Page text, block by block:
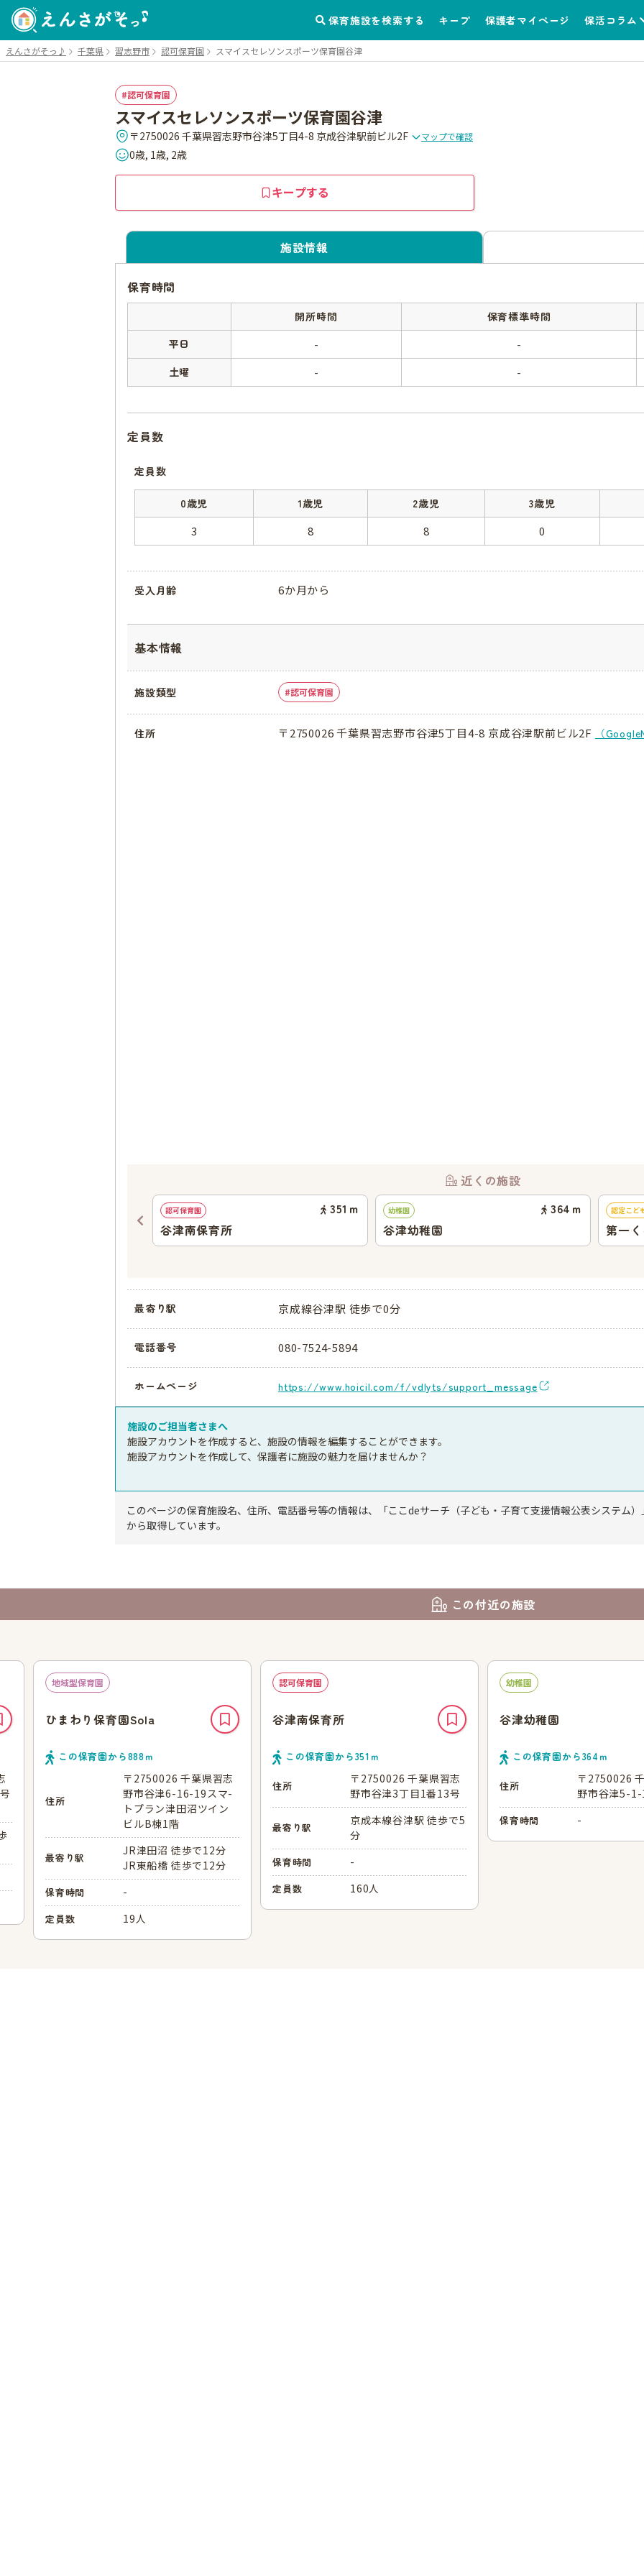
保育施設を検索する キープ 保護者マイページ 保活コラム
えんさがそっ♪ 千葉県 習志野市 認可保育園 スマイスセレソンスポーツ保育園谷津
認可保育園
スマイスセレソンスポーツ保育園谷津
〒2750026 千葉県習志野市谷津5丁目4-8 京成谷津駅前ビル2F マップで確認
0歳, 1歳, 2歳
キープする
施設情報
保育時間
開所時間 保育標準時間
平日
- -
土曜 - -
定員数
定員数
0歳児 1歳児 2歳児 3歳児
3 8 8 0
受入月齢 6か月から
基本情報
施設類型 認可保育園
住所 〒2750026 千葉県習志野市谷津5丁目4-8 京成谷津駅前ビル2F （
近くの施設
認可保育園 351 ｍ
谷津南保育所
幼稚園 364 ｍ
谷津幼稚園
認定こど
第一
最寄り駅 京成線谷津駅 徒歩で0分
電話番号 080-7524-5894
ホームページ https://www.hoicil.com/f/vdlyts/support_message
施設のご担当者さまへ
施設アカウントを作成すると、施設の情報を編集することができます。
施設アカウントを作成して、保護者に施設の魅力を届けませんか？
このページの保育施設名、住所、電話番号等の情報は、「ここdeサーチ（子ども・子育て支援情報公表システム
から取得しています。
この付近の施設
地域型保育園
ひまわり保育園Sola
この保育園から888ｍ
住所
〒2750026 千葉県習志
野市谷津6-16-19スマ-
トプラン津田沼ツイン
ビルB棟1階
最寄り駅
JR津田沼 徒歩で12分
JR東船橋 徒歩で12分
保育時間 -
定員数 19人
認可保育園
谷津南保育所
この保育園から351 ｍ
住所
〒2750026 千葉県習志
野市谷津3丁目1番13号
最寄り駅
京成本線谷津駅 徒歩で5
分
保育時間 -
定員数 160人
幼稚園
谷津幼稚園
この保育園から364 ｍ
住所
〒2750026
野市谷津5-1-
保育時間 -